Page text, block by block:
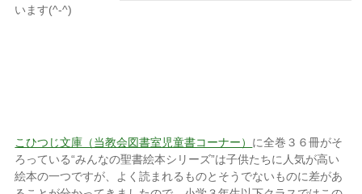
います(^-^)
こひつじ文庫（当教会図書室児童書コーナー） に全巻３６冊がそ
ろっている“みんなの聖書絵本シリーズ”は子供たちに人気が高い
絵本の一つですが、よく読まれるものとそうでないものに差があ